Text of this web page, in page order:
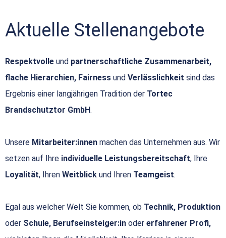
Aktuelle Stellenangebote
Respektvolle und partnerschaftliche Zusammenarbeit,
flache Hierarchien, Fairness und Verlässlichkeit sind das
Ergebnis einer langjährigen Tradition der Tortec
Brandschutztor GmbH.
Unsere Mitarbeiter:innen machen das Unternehmen aus. Wir
setzen auf Ihre individuelle Leistungsbereitschaft, Ihre
Loyalität, Ihren Weitblick und Ihren Teamgeist.
Egal aus welcher Welt Sie kommen, ob Technik, Produktion
oder Schule, Berufseinsteiger:in oder erfahrener Profi,